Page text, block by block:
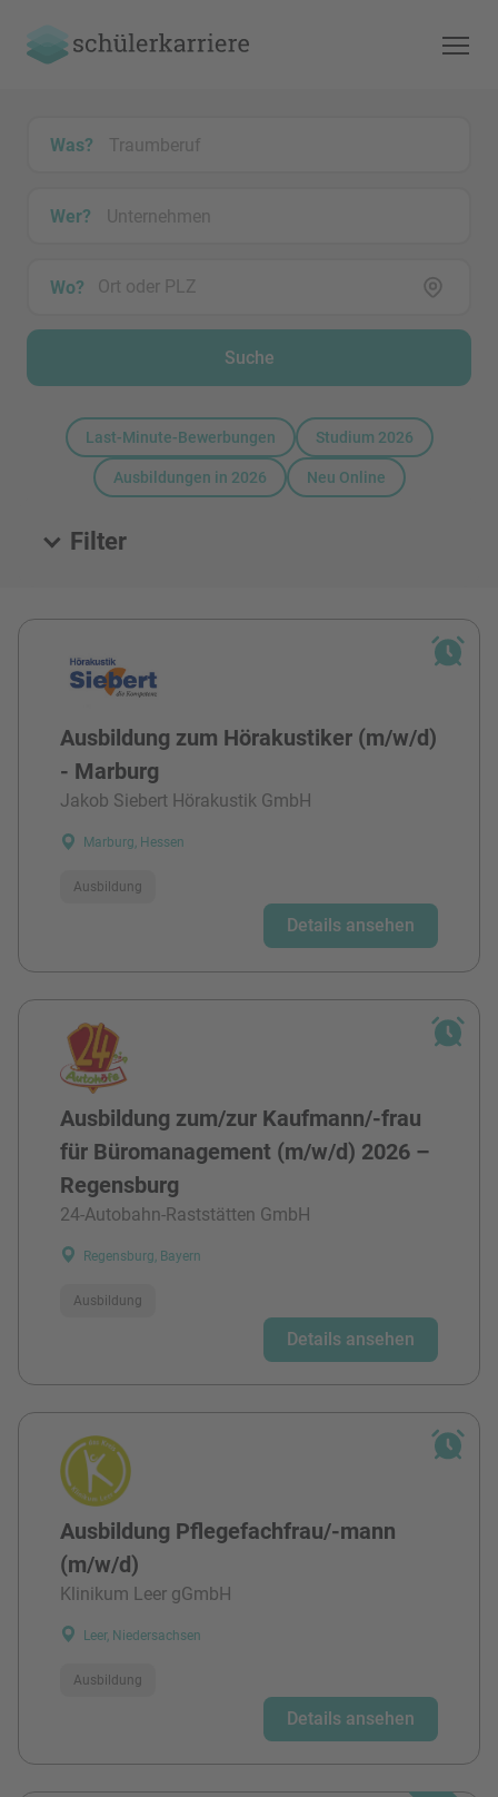
Was?
Wer?
Wo?
Suche
Last-Minute-Bewerbungen Studium 2026
Ausbildungen in 2026 Neu Online
Filter
Alle Stellen
Ausbildung zum Hörakustiker (m/w/d)
- Marburg
Jakob Siebert Hörakustik GmbH
Marburg, Hessen
Ausbildung
Details ansehen
Ausbildung zum/zur Kaufmann/-frau
für Büromanagement (m/w/d) 2026 –
Regensburg
24-Autobahn-Raststätten GmbH
Regensburg, Bayern
Ausbildung
Details ansehen
Ausbildung Pflegefachfrau/-mann
(m/w/d)
Klinikum Leer gGmbH
Leer, Niedersachsen
Ausbildung
Details ansehen